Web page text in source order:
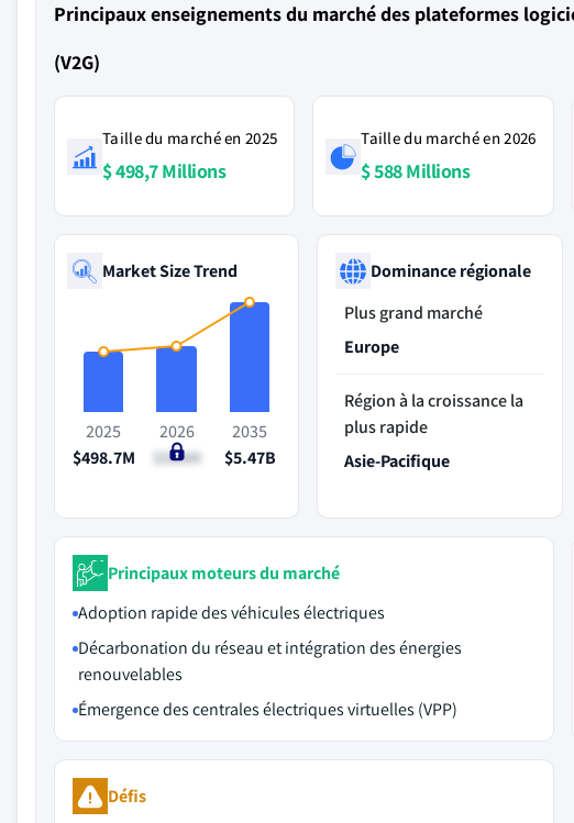
Principaux enseignements du marché des plateformes
(V2G)
Taille du marché en 2025
$ 498,7 Millions
Taille du marché en 2026
$ 588 Millions
Market Size Trend
2025
$498.7M
2026
$588M
2035
$5.47B
Dominance régionale
Plus grand marché
Europe
Région à la croissance la
plus rapide
Asie-Pacifique
Principaux moteurs du marché
Adoption rapide des véhicules électriques
Décarbonation du réseau et intégration des énergies
renouvelables
Émergence des centrales électriques virtuelles (VPP)
Défis